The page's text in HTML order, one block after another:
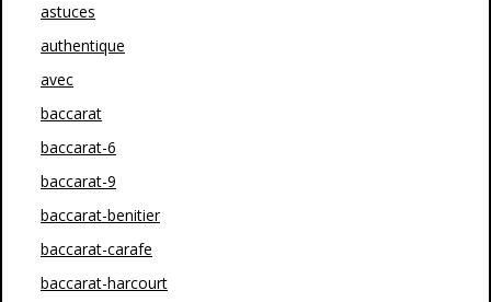
astuces
authentique
avec
baccarat
baccarat-6
baccarat-9
baccarat-benitier
baccarat-carafe
baccarat-harcourt